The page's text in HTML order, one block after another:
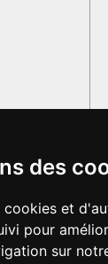
des
cookies et
pour
sur